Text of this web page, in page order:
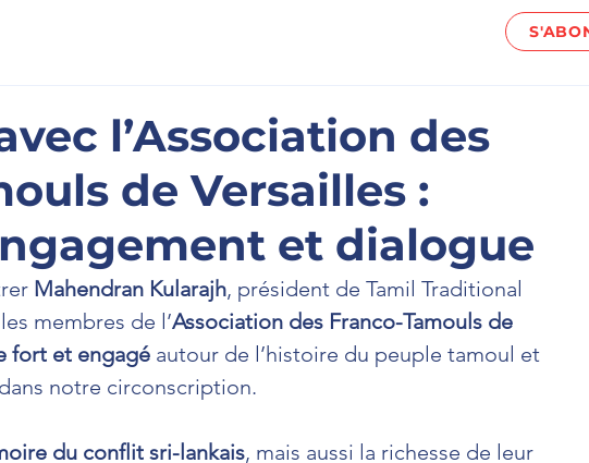
l’Association des
de Versailles :
et dialogue
Mahendran Kularajh, président de Tamil Traditional
membres de l’Association des Franco-Tamouls de
fort et engagé autour de l’histoire du peuple tamoul et
notre circonscription.
du conflit sri-lankais, mais aussi la richesse de leur